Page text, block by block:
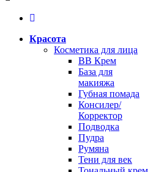
Красота
Косметика для лица
BB Крем
База для
макияжа
Губная помада
Консилер/
Корректор
Подводка
Пудра
Румяна
Тени для век